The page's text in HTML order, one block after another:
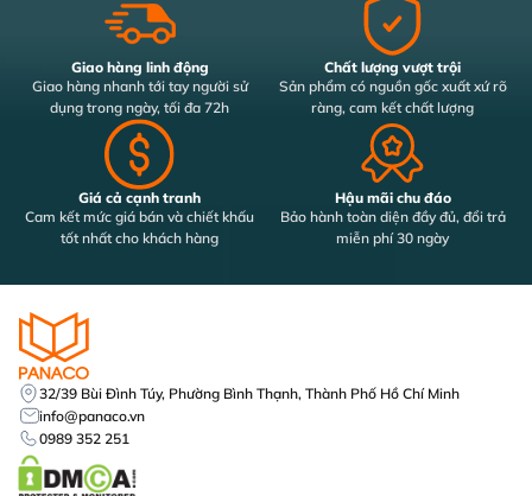
Giao hàng linh động
Giao hàng nhanh tới tay người sử
dụng trong ngày, tối đa 72h
Chất lượng vượt trội
Sản phẩm có nguồn gốc xuất xứ rõ
ràng, cam kết chất lượng
Giá cả cạnh tranh
Cam kết mức giá bán và chiết khấu
tốt nhất cho khách hàng
Hậu mãi chu đáo
Bảo hành toàn diện đầy đủ, đổi trả
miễn phí 30 ngày
32/39 Bùi Đình Túy, Phường Bình Thạnh, Thành Phố Hồ Chí Minh
info@panaco.vn
0989 352 251